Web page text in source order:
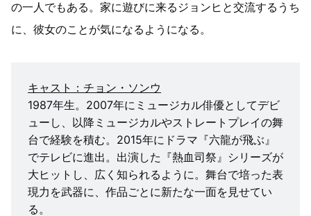
の一人でもある。家に遊びに来るジョンヒと交流するうち
に、彼女のことが気になるようになる。
キャスト：チョン・ソンウ
1987年生。2007年にミュージカル俳優としてデビ
ューし、以降ミュージカルやストレートプレイの舞
台で経験を積む。2015年にドラマ『六龍が飛ぶ』
でテレビに進出。出演した『熱血司祭』シリーズが
大ヒットし、広く知られるように。舞台で培った表
現力を武器に、作品ごとに新たな一面を見せてい
る。